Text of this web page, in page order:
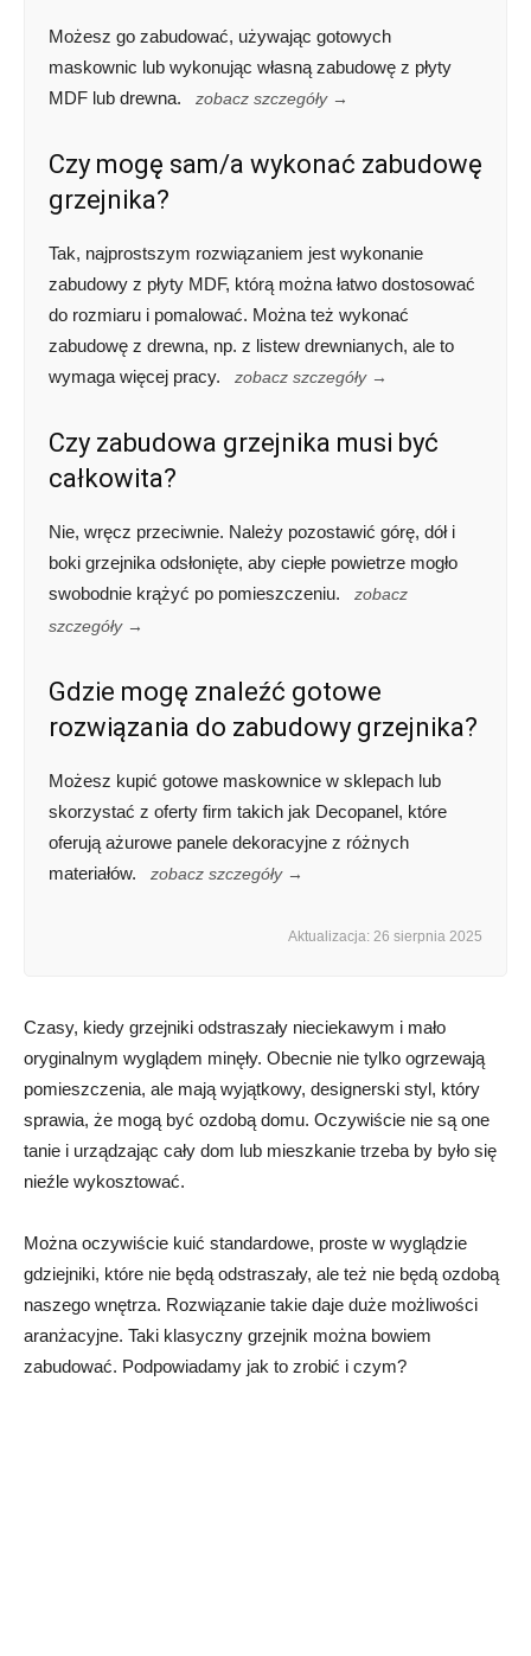
Możesz go zabudować, używając gotowych
maskownic lub wykonując własną zabudowę z płyty
MDF lub drewna.
zobacz szczegóły →
Czy mogę sam/a wykonać zabudowę
grzejnika?
Tak, najprostszym rozwiązaniem jest wykonanie
zabudowy z płyty MDF, którą można łatwo dostosować
do rozmiaru i pomalować. Można też wykonać
zabudowę z drewna, np. z listew drewnianych, ale to
wymaga więcej pracy.
zobacz szczegóły →
Czy zabudowa grzejnika musi być
całkowita?
Nie, wręcz przeciwnie. Należy pozostawić górę, dół i
boki grzejnika odsłonięte, aby ciepłe powietrze mogło
swobodnie krążyć po pomieszczeniu.
zobacz
szczegóły →
Gdzie mogę znaleźć gotowe
rozwiązania do zabudowy grzejnika?
Możesz kupić gotowe maskownice w sklepach lub
skorzystać z oferty firm takich jak Decopanel, które
oferują ażurowe panele dekoracyjne z różnych
materiałów.
zobacz szczegóły →
Aktualizacja: 26 sierpnia 2025
Czasy, kiedy grzejniki odstraszały nieciekawym i mało
oryginalnym wyglądem minęły. Obecnie nie tylko ogrzewają
pomieszczenia, ale mają wyjątkowy, designerski styl, który
sprawia, że mogą być ozdobą domu. Oczywiście nie są one
tanie i urządzając cały dom lub mieszkanie trzeba by było się
nieźle wykosztować.
Można oczywiście kuić standardowe, proste w wyglądzie
gdziejniki, które nie będą odstraszały, ale też nie będą ozdobą
naszego wnętrza. Rozwiązanie takie daje duże możliwości
aranżacyjne. Taki klasyczny grzejnik można bowiem
zabudować. Podpowiadamy jak to zrobić i czym?